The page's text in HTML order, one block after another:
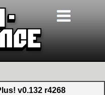
v0.132 r4268